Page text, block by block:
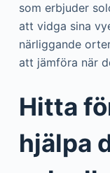
som erbjuder
att vidga sina
närliggande
att jämföra när
Hitta
hjälpa